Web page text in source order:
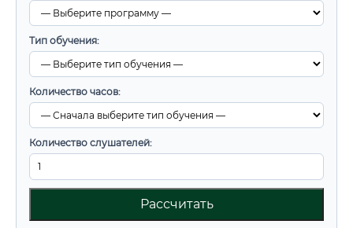
Тип обучения:
Количество часов:
Количество слушателей:
Рассчитать